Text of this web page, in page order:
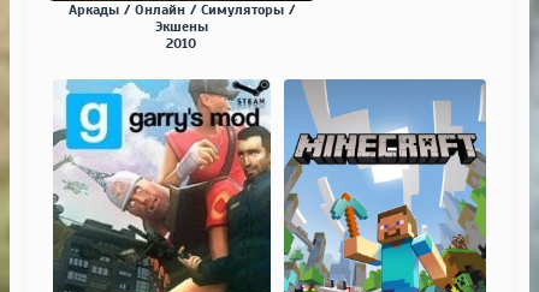
Аркады / Онлайн / Симуляторы /
Экшены
2010